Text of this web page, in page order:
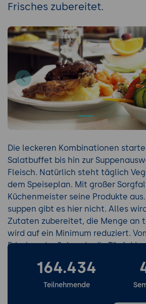
Frisches zubereitet.
Previous
Die leckeren Kombinationen
Salatbuffet bis hin zur
Fleisch. Natürlich steht täglich
dem Speiseplan. Mit großer
Küchenmeister seine Produkte
suppen gibt es hier nicht. Alles
Zutaten zubereitet, die Menge an
wird auf ein Minimum reduziert.
Frisches der Saison in die Töpfe!
frisch zubereiteten Menüs wählen.
164.434
Teilnehmende